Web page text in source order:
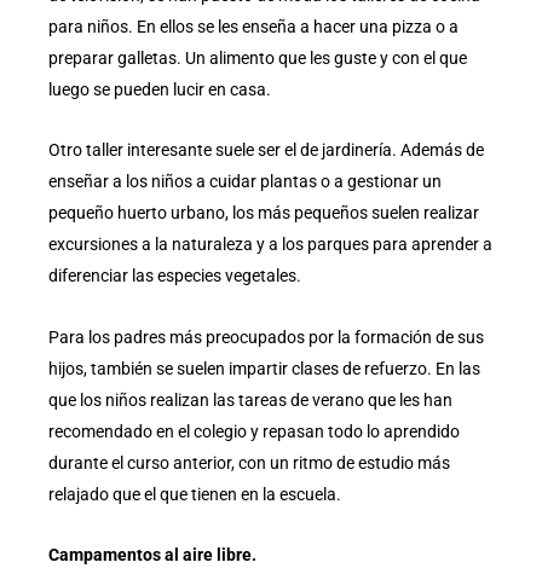
para niños. En ellos se les enseña a hacer una pizza o a
preparar galletas. Un alimento que les guste y con el que
luego se pueden lucir en casa.
Otro taller interesante suele ser el de jardinería. Además de
enseñar a los niños a cuidar plantas o a gestionar un
pequeño huerto urbano, los más pequeños suelen realizar
excursiones a la naturaleza y a los parques para aprender a
diferenciar las especies vegetales.
Para los padres más preocupados por la formación de sus
hijos, también se suelen impartir clases de refuerzo. En las
que los niños realizan las tareas de verano que les han
recomendado en el colegio y repasan todo lo aprendido
durante el curso anterior, con un ritmo de estudio más
relajado que el que tienen en la escuela.
Campamentos al aire libre.